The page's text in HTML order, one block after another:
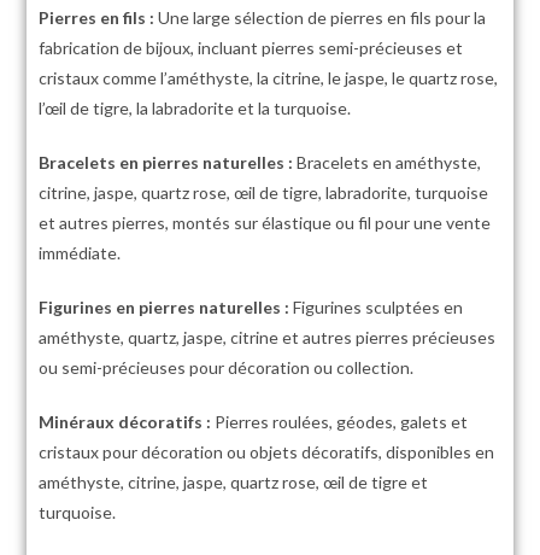
Pierres en fils : Une large sélection de pierres en fils pour la
fabrication de bijoux, incluant pierres semi-précieuses et
cristaux comme l’améthyste, la citrine, le jaspe, le quartz rose,
l’œil de tigre, la labradorite et la turquoise.
Bracelets en pierres naturelles : Bracelets en améthyste,
citrine, jaspe, quartz rose, œil de tigre, labradorite, turquoise
et autres pierres, montés sur élastique ou fil pour une vente
immédiate.
Figurines en pierres naturelles : Figurines sculptées en
améthyste, quartz, jaspe, citrine et autres pierres précieuses
ou semi-précieuses pour décoration ou collection.
Minéraux décoratifs : Pierres roulées, géodes, galets et
cristaux pour décoration ou objets décoratifs, disponibles en
améthyste, citrine, jaspe, quartz rose, œil de tigre et
turquoise.